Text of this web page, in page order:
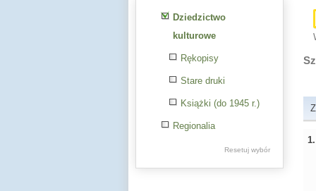
Dziedzictwo
kulturowe
Rękopisy
Stare druki
Książki (do 1945 r.)
Regionalia
Resetuj wybór
1.